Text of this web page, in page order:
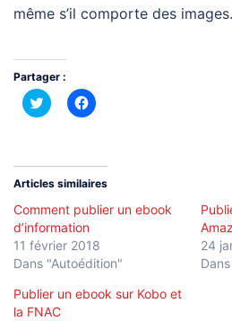
même s’il comporte des images.
Partager :
Cliquez
pour
une
nouvelle
fenêtre)
Cliquez
pour
une
nouvelle
fenêtre)
Articles similaires
Comment publier un ebook
d’information
11 février 2018
Dans "Autoédition"
24
Publier un ebook sur Kobo et
la FNAC